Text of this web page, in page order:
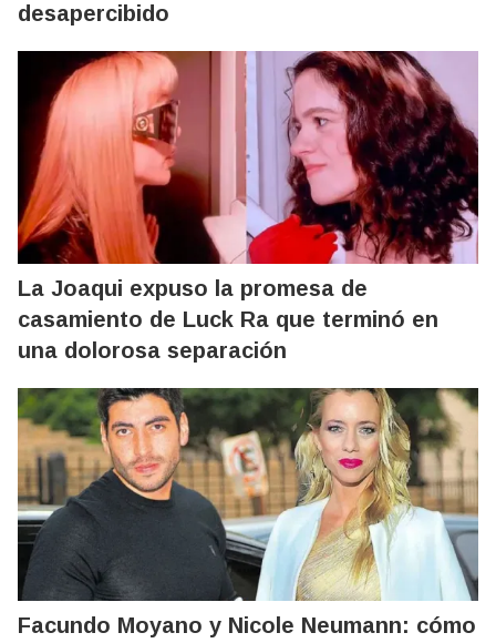
desapercibido
La Joaqui expuso la promesa de
casamiento de Luck Ra que terminó en
una dolorosa separación
Facundo Moyano y Nicole Neumann: cómo